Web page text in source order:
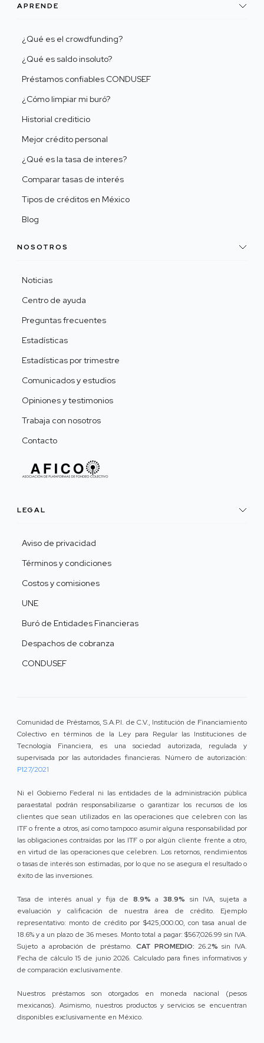
APRENDE
¿Qué es el crowdfunding?
¿Qué es saldo insoluto?
Préstamos confiables CONDUSEF
¿Cómo limpiar mi buró?
Historial crediticio
Mejor crédito personal
¿Qué es la tasa de interes?
Comparar tasas de interés
Tipos de créditos en México
Blog
NOSOTROS
Noticias
Centro de ayuda
Preguntas frecuentes
Estadísticas
Estadísticas por trimestre
Comunicados y estudios
Opiniones y testimonios
Trabaja con nosotros
Contacto
LEGAL
Aviso de privacidad
Términos y condiciones
Costos y comisiones
UNE
Buró de Entidades Financieras
Despachos de cobranza
CONDUSEF
Comunidad de Préstamos, S.A.P.I. de C.V., Institución de Financiamiento
Colectivo en términos de la Ley para Regular las Instituciones de
Tecnología Financiera, es una sociedad autorizada, regulada y
supervisada por las autoridades financieras. Número de autorización:
P127/2021
Ni el Gobierno Federal ni las entidades de la administración pública
paraestatal podrán responsabilizarse o garantizar los recursos de los
clientes que sean utilizados en las operaciones que celebren con las
ITF o frente a otros, así como tampoco asumir alguna responsabilidad por
las obligaciones contraídas por las ITF o por algún cliente frente a otro,
en virtud de las operaciones que celebren. Los retornos, rendimientos
o tasas de interés son estimadas, por lo que no se asegura el resultado o
éxito de las inversiones.
Tasa de interés anual y fija de 8.9% a 38.9% sin IVA, sujeta a
evaluación y calificación de nuestra área de crédito. Ejemplo
representativo: monto de crédito por $425,000.00, con tasa anual de
18.6% y a un plazo de 36 meses. Monto total a pagar: $567,026.99 sin IVA.
Sujeto a aprobación de préstamo. CAT PROMEDIO: 26.2% sin IVA.
Fecha de cálculo 15 de junio 2026. Calculado para fines informativos y
de comparación exclusivamente.
Nuestros préstamos son otorgados en moneda nacional (pesos
mexicanos). Asimismo, nuestros productos y servicios se encuentran
disponibles exclusivamente en México.